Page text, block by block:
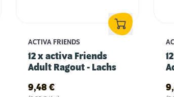
ACTIVA FRIENDS
12 x activa Friends
Adult Ragout - Lachs
9,48 €